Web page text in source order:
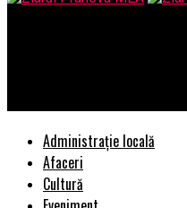
Administrație locală
Afaceri
Cultură